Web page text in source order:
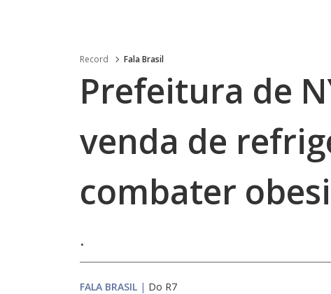
Record Fala Brasil
Prefeitura de
venda de
combater
.
FALA BRASIL | Do R7